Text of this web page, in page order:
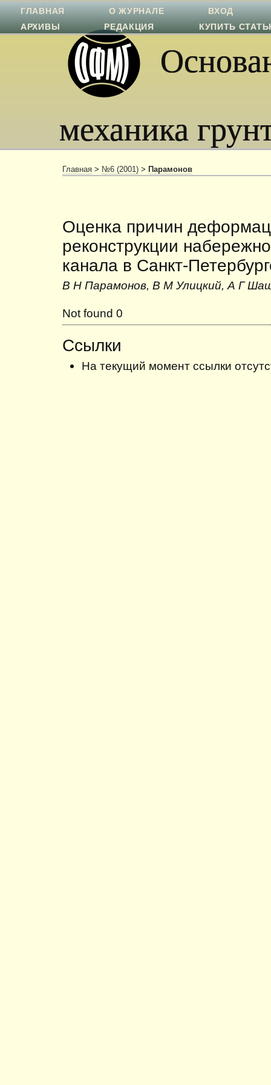
механика
ГЛАВНАЯ О ЖУРНАЛЕ
ВХОД
АРХИВЫ
РЕДАКЦИЯ КУПИТЬ
Главная > №6 (2001) > Парамонов
Оценка причин
реконструкции
канала в Санкт-
В Н Парамонов, В М Улицкий, А Г
Not found 0
Ссылки
На текущий момент ссылки